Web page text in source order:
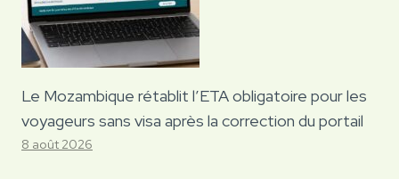
Le Mozambique rétablit l’ETA obligatoire pour les
voyageurs sans visa après la correction du portail
8 août 2026